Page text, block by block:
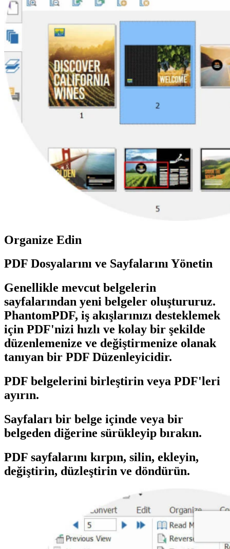
Organize Edin
PDF Dosyalarını ve Sayfalarını Yönetin
Genellikle mevcut belgelerin
sayfalarından yeni belgeler oluştururuz.
PhantomPDF, iş akışlarınızı desteklemek
için PDF'nizi hızlı ve kolay bir şekilde
düzenlemenize ve değiştirmenize olanak
tanıyan bir PDF Düzenleyicidir.
PDF belgelerini birleştirin veya PDF'leri
ayırın.
Sayfaları bir belge içinde veya bir
belgeden diğerine sürükleyip bırakın.
PDF sayfalarını kırpın, silin, ekleyin,
değiştirin, düzleştirin ve döndürün.